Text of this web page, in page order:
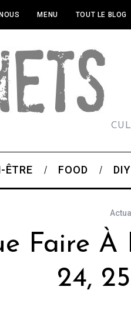
MENU TOUT LE BLOG
ÊTRE FOOD DIY
Faire À
24,